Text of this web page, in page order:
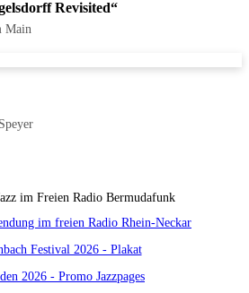
Revisited“
Main
im freien Radio Rhein-Neckar